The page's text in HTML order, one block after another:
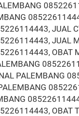
JUAL
JUAL
OBAT
PALEMBANG
OBAT